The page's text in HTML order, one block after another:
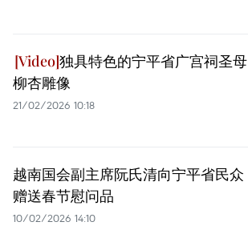
独具特色的宁平省广宫祠圣母
柳杏雕像
21/02/2026 10:18
越南国会副主席阮氏清向宁平省民众
赠送春节慰问品
10/02/2026 14:10